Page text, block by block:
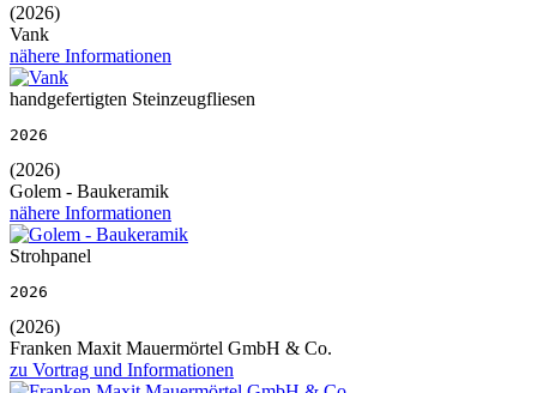
(2026)
Vank
nähere Informationen
handgefertigten Steinzeugfliesen
2026
(2026)
Golem - Baukeramik
nähere Informationen
Strohpanel
2026
(2026)
Franken Maxit Mauermörtel GmbH & Co.
zu Vortrag und Informationen